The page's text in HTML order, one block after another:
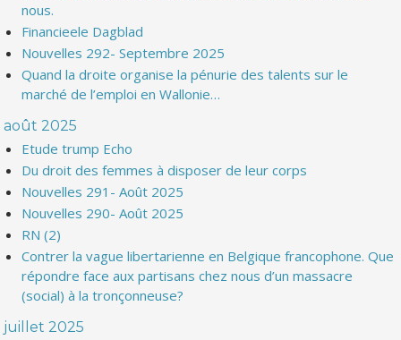
nous.
Financieele Dagblad
Nouvelles 292- Septembre 2025
Quand la droite organise la pénurie des talents sur le
marché de l’emploi en Wallonie…
août 2025
Etude trump Echo
Du droit des femmes à disposer de leur corps
Nouvelles 291- Août 2025
Nouvelles 290- Août 2025
RN (2)
Contrer la vague libertarienne en Belgique francophone. Que
répondre face aux partisans chez nous d’un massacre
(social) à la tronçonneuse?
juillet 2025